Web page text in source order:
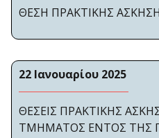
ΘΕΣΗ ΠΡΑΚΤΙΚΗΣ
22 Ιανουαρίου 2025
ΘΕΣΕΙΣ ΠΡΑΚΤΙΚΗΣ
ΤΜΗΜΑΤΟΣ ΕΝΤΟΣ ΤΗΣ